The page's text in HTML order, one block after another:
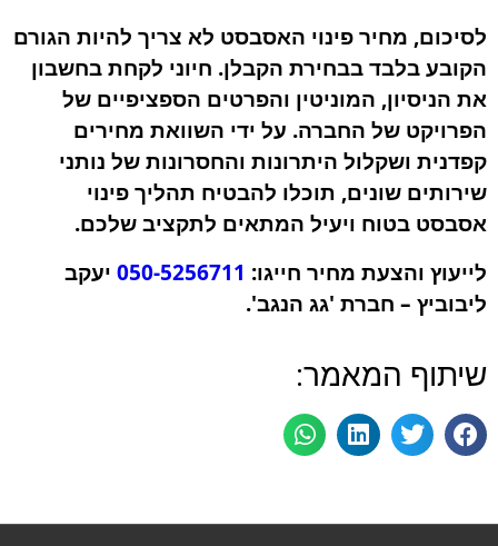
לסיכום, מחיר פינוי האסבסט לא צריך להיות הגורם
הקובע בלבד בבחירת הקבלן. חיוני לקחת בחשבון
את הניסיון, המוניטין והפרטים הספציפיים של
הפרויקט של החברה. על ידי השוואת מחירים
קפדנית ושקלול היתרונות והחסרונות של נותני
שירותים שונים, תוכלו להבטיח תהליך פינוי
אסבסט בטוח ויעיל המתאים לתקציב שלכם.
לייעוץ והצעת מחיר חייגו: 050-5256711 יעקב
ליבוביץ – חברת 'גג הנגב'.
שיתוף המאמר: